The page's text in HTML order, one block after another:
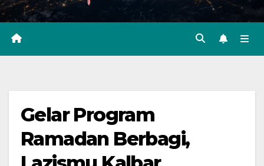
Gelar Program
Ramadan Berbagi,